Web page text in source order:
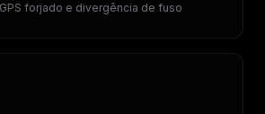
forjado e divergência de fuso